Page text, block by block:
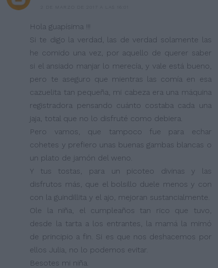
Hola guapísima !!!
Si te digo la verdad, las de verdad solamente las
he comido una vez, por aquello de querer saber
si el ansiado manjar lo merecía, y vale está bueno,
pero te aseguro que mientras las comía en esa
cazuelita tan pequeña, mi cabeza era una máquina
registradora pensando cuánto costaba cada una
jaja, total que no lo disfruté como debiera.
Pero vamos, que tampoco fue para echar
cohetes y prefiero unas buenas gambas blancas o
un plato de jamón del weno.
Y tus tostas, para un picoteo divinas y las
disfrutos más, que el bolsillo duele menos y con
con la guindillita y el ajo, mejoran sustancialmente.
Ole la niña, el cumpleaños tan rico que tuvo,
desde la tarta a los entrantes, la mamá la mimó
de principio a fin. Si es que nos deshacemos por
ellos Julia, no lo podemos evitar.
Besotes mi niña.